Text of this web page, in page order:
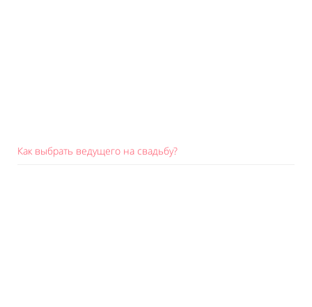
Как выбрать ведущего на свадьбу?